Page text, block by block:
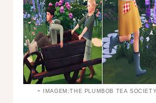
IMAGEM:THE PLUMBOB TEA SOCIETY